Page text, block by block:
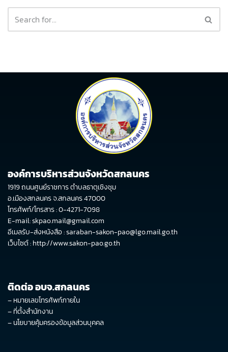
องค์การบริหารส่วนจังหวัดสกลนคร
1919 ถนนศูนย์ราชการ ตำบลธาตุเชิงชุม
อ.เมืองสกลนคร จ.สกลนคร 47000
โทรศัพท์/โทรสาร : 0-4271-7098
E-mail: skpao.mail@gmail.com
อีเมลรับ-ส่งหนังสือ : saraban-sakon-pao@lgo.mail.go.th
เว็บไซต์ :http://www.sakon-pao.go.th
ติดต่อ อบจ.สกลนคร
–หมายเลขโทรศัพท์ภายใน
–ที่ตั้งสำนักงาน
–นโยบายคุ้มครองข้อมูลส่วนบุคคล